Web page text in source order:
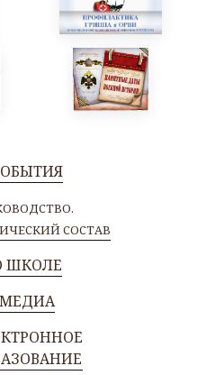
СОСТАВ
ШКОЛЕ
МЕДИА